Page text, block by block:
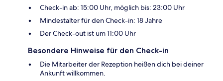
Check-in ab: 15:00 Uhr, möglich bis: 23:00 Uhr
Mindestalter für den Check-in: 18 Jahre
Der Check-out ist um 11:00 Uhr
Besondere Hinweise für den Check-in
Die Mitarbeiter der Rezeption heißen dich bei deiner
Ankunft willkommen.